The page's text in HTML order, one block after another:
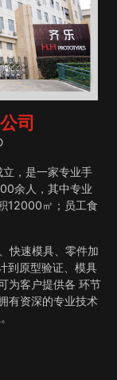
司
，是一家专业手
余人，其中专业
12000㎡；员工食
快速模具、零件加
到原型验证、模具
为客户提供各 环节
有资深的专业技术